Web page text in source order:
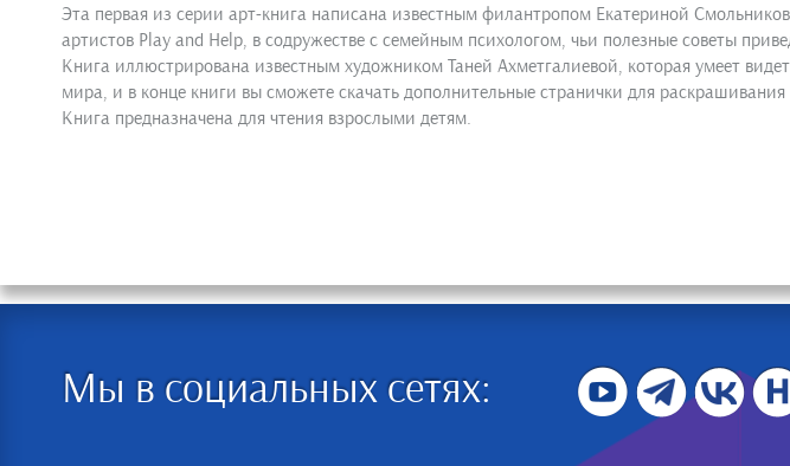
Эта первая из серии арт-книга написана известным филантропом Екатериной
артистов Play and Help, в содружестве с семейным психологом, чьи полезные советы
Книга иллюстрирована известным художником Таней Ахметгалиевой, которая умеет
мира, и в конце книги вы сможете скачать дополнительные странички для раскрашивания
Книга предназначена для чтения взрослыми детям.
Мы в социальных сетях: